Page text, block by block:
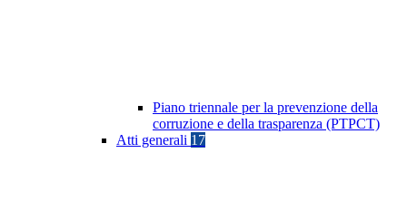
Piano triennale per la prevenzione della
corruzione e della trasparenza (PTPCT)
Atti generali 17